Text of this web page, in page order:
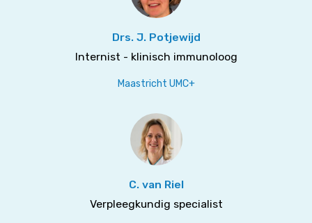
Drs. J. Potjewijd
Internist - klinisch immunoloog
Maastricht UMC+
C. van Riel
Verpleegkundig specialist